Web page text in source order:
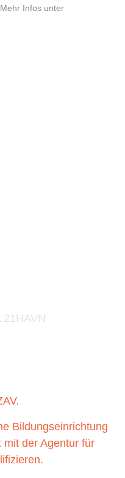
Infos unter
21HAVN
Bildungseinrichtung
mit der Agentur für